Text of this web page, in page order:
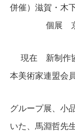
併催）滋賀・木
個展 京都
現在 新制作協
本美術家連盟会
グループ展、小
いた、馬淵哲先